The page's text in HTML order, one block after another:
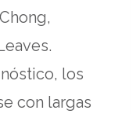
los
con largas